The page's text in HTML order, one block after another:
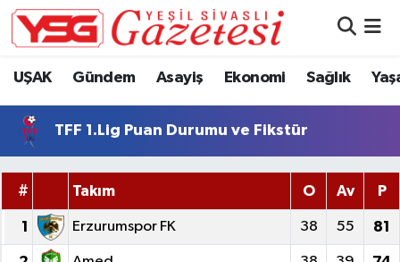
UŞAK Gündem Asayiş Ekonomi Sağlık
TFF 1.Lig Puan Durumu ve Fikstür
# Takım O Av P
1 Erzurumspor FK 38 55 81
Namaz Vakitleri
Süper Lig Puan Durumu ve Fikstür